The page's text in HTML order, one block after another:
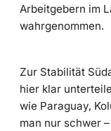
Arbeitgebern im
wahrgenommen.
Zur Stabilität
hier klar
wie Paraguay,
man nur schwer